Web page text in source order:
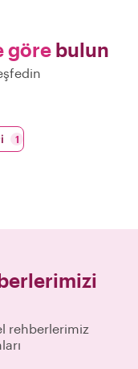
göre bulun
1
rehberlerimiz